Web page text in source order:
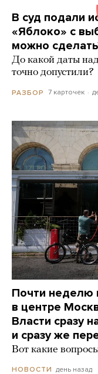
В суд подали
«Яблоко» с
можно
До какой даты
точно допустили?
РАЗБОР 7 карточек
Почти неделю
в центре
Власти сразу
и сразу же
Вот какие
НОВОСТИ день назад